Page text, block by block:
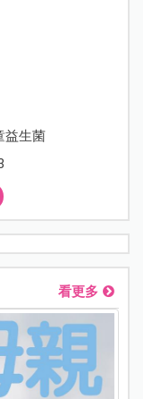
益生菌
看更多